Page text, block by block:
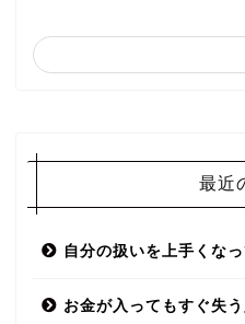
最近
自分の扱いを上手くな
お金が入ってもすぐ失